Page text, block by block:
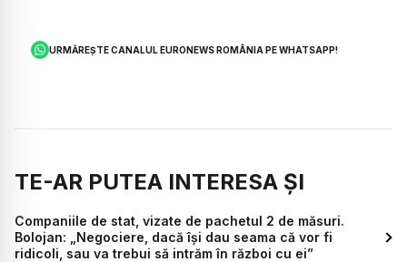
URMĂREȘTE CANALUL EURONEWS ROMÂNIA PE WHATSAPP!
TE-AR PUTEA INTERESA ȘI
Companiile de stat, vizate de pachetul 2 de măsuri.
Bolojan: „Negociere, dacă își dau seama că vor fi
ridicoli, sau va trebui să intrăm în război cu ei”